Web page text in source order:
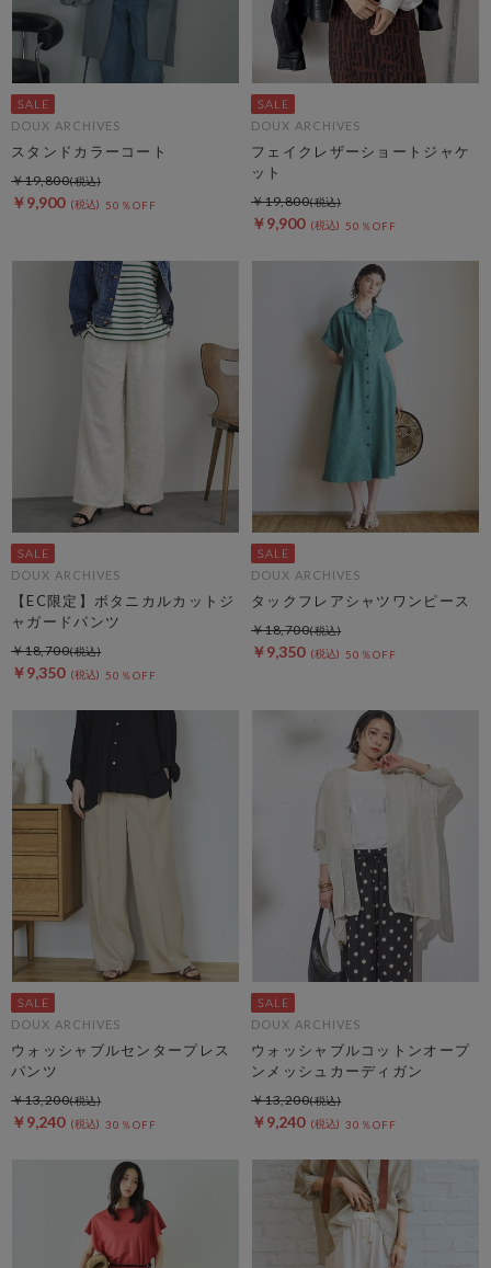
DOUX ARCHIVES
スタンドカラーコート
￥9,900 50％OFF
￥19,800
DOUX ARCHIVES
フェイクレザーショートジャケ
ット
￥9,900 50％OFF
￥19,800
DOUX ARCHIVES
【EC限定】ボタニカルカットジ
ャガードパンツ
￥9,350 50％OFF
￥18,700
DOUX ARCHIVES
タックフレアシャツワンピース
￥9,350 50％OFF
￥18,700
DOUX ARCHIVES
ウォッシャブルセンタープレス
パンツ
￥9,240 30％OFF
￥13,200
DOUX ARCHIVES
ウォッシャブルコットンオープ
ンメッシュカーディガン
￥9,240 30％OFF
￥13,200